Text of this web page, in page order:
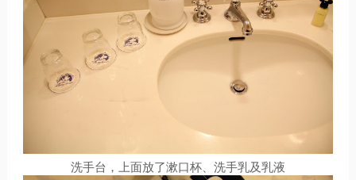
洗手台，上面放了漱口杯、洗手乳及乳液